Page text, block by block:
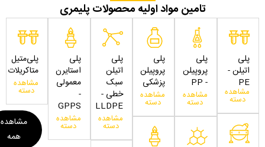
تامین مواد اولیه محصولات پلیمری
پلی
اتیلن -
PE
مشاهده
دسته
پلی
پروپیلن
- PP
مشاهده
دسته
پلی
پروپیلن
پزشکی
مشاهده
دسته
پلی
اتیلن
سبک
خطی -
LLDPE
مشاهده
دسته
پلی
استایرن
معمولی
-
GPPS
مشاهده
دسته
پلی‌متیل
متاکریلات
مشاهده
دسته
مشاهده
همه